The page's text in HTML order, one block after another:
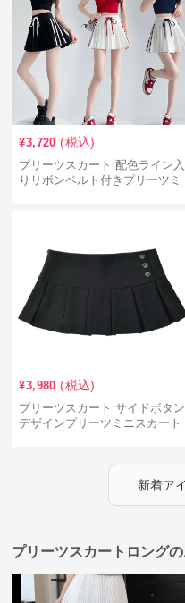
¥3,720 (税込)
プリーツスカート 配色ライン入
りリボンベルト付きプリーツミ
¥3,980 (税込)
プリーツスカート サイドボタン
デザインプリーツミニスカート
新着ア
プリーツスカートロング